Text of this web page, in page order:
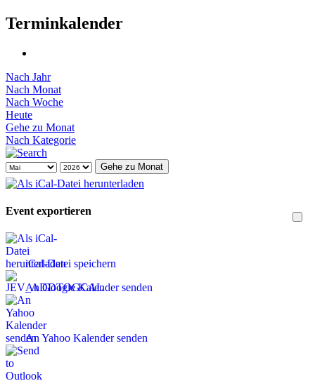
Terminkalender
Nach Jahr
Nach Monat
Nach Woche
Heute
Gehe zu Monat
Nach Kategorie
Gehe zu Monat
Event exportieren
iCal-Datei speichern
An Google Kalender senden
An Yahoo Kalender senden